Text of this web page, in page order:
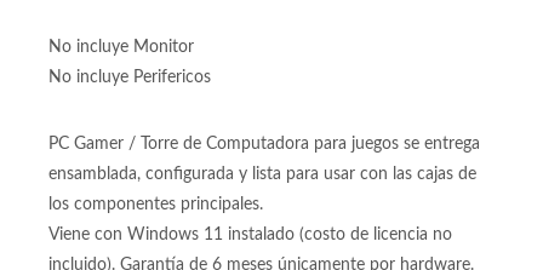
Fuente de poder:
Fuente de poder Varias 700W 80+ de 700 Watts Reales
No incluye Monitor
No incluye Perifericos
PC Gamer / Torre de Computadora para juegos se entrega